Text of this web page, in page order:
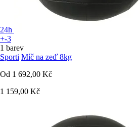
24h
+-3
1 barev
Sporti Míč na zeď 8kg
Od 1 692,00 Kč
1 159,00 Kč